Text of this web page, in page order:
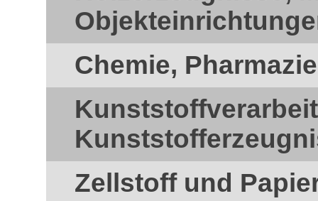
Chemie,
Zellstoff und